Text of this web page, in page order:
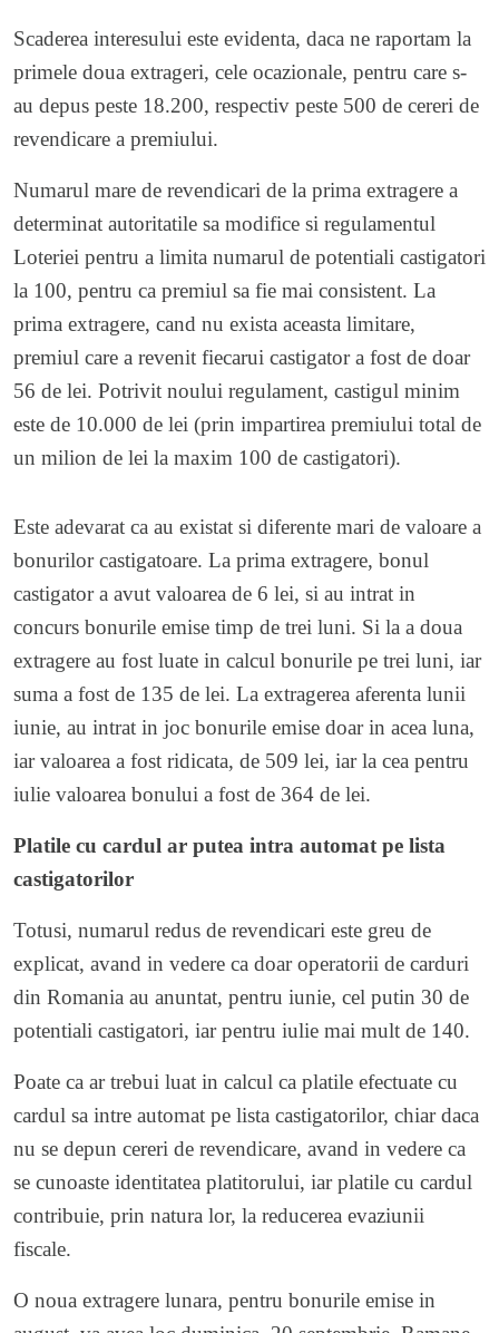
Scaderea interesului este evidenta, daca ne raportam la
primele doua extrageri, cele ocazionale, pentru care s-
au depus peste 18.200, respectiv peste 500 de cereri de
revendicare a premiului.
Numarul mare de revendicari de la prima extragere a
determinat autoritatile sa modifice si regulamentul
Loteriei pentru a limita numarul de potentiali castigatori
la 100, pentru ca premiul sa fie mai consistent. La
prima extragere, cand nu exista aceasta limitare,
premiul care a revenit fiecarui castigator a fost de doar
56 de lei. Potrivit noului regulament, castigul minim
este de 10.000 de lei (prin impartirea premiului total de
un milion de lei la maxim 100 de castigatori).
Este adevarat ca au existat si diferente mari de valoare a
bonurilor castigatoare. La prima extragere, bonul
castigator a avut valoarea de 6 lei, si au intrat in
concurs bonurile emise timp de trei luni. Si la a doua
extragere au fost luate in calcul bonurile pe trei luni, iar
suma a fost de 135 de lei. La extragerea aferenta lunii
iunie, au intrat in joc bonurile emise doar in acea luna,
iar valoarea a fost ridicata, de 509 lei, iar la cea pentru
iulie valoarea bonului a fost de 364 de lei.
Platile cu cardul ar putea intra automat pe lista
castigatorilor
Totusi, numarul redus de revendicari este greu de
explicat, avand in vedere ca doar operatorii de carduri
din Romania au anuntat, pentru iunie, cel putin 30 de
potentiali castigatori, iar pentru iulie mai mult de 140.
Poate ca ar trebui luat in calcul ca platile efectuate cu
cardul sa intre automat pe lista castigatorilor, chiar daca
nu se depun cereri de revendicare, avand in vedere ca
se cunoaste identitatea platitorului, iar platile cu cardul
contribuie, prin natura lor, la reducerea evaziunii
fiscale.
O noua extragere lunara, pentru bonurile emise in